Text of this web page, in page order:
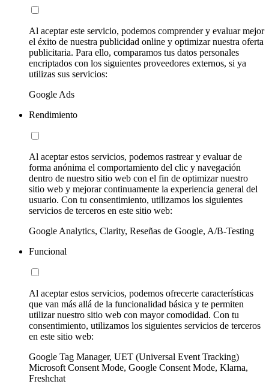
Al aceptar este servicio, podemos comprender y evaluar mejor
el éxito de nuestra publicidad online y optimizar nuestra oferta
publicitaria. Para ello, comparamos tus datos personales
encriptados con los siguientes proveedores externos, si ya
utilizas sus servicios:
Google Ads
Rendimiento
Al aceptar estos servicios, podemos rastrear y evaluar de
forma anónima el comportamiento del clic y navegación
dentro de nuestro sitio web con el fin de optimizar nuestro
sitio web y mejorar continuamente la experiencia general del
usuario. Con tu consentimiento, utilizamos los siguientes
servicios de terceros en este sitio web:
Google Analytics, Clarity, Reseñas de Google, A/B-Testing
Funcional
Al aceptar estos servicios, podemos ofrecerte características
que van más allá de la funcionalidad básica y te permiten
utilizar nuestro sitio web con mayor comodidad. Con tu
consentimiento, utilizamos los siguientes servicios de terceros
en este sitio web:
Google Tag Manager, UET (Universal Event Tracking)
Microsoft Consent Mode, Google Consent Mode, Klarna,
Freshchat